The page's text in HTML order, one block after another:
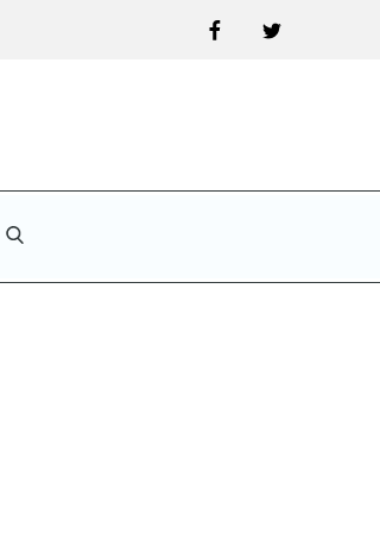
FacebookTwitter